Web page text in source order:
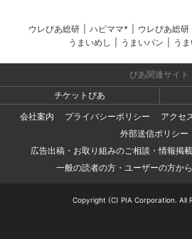
ウレぴあ総研 ハピママ* ウレぴあ総
うまいめし
うまいパン う
ぴあ関連サイト
チケットぴあ
会社案内
プライバシーポリシー
アクセ
外部送信ポリシー
広告出稿・お取り組みのご相談・情報掲
一般の読者の方・ユーザーの方か
Copyright (C) PIA Corporation. All